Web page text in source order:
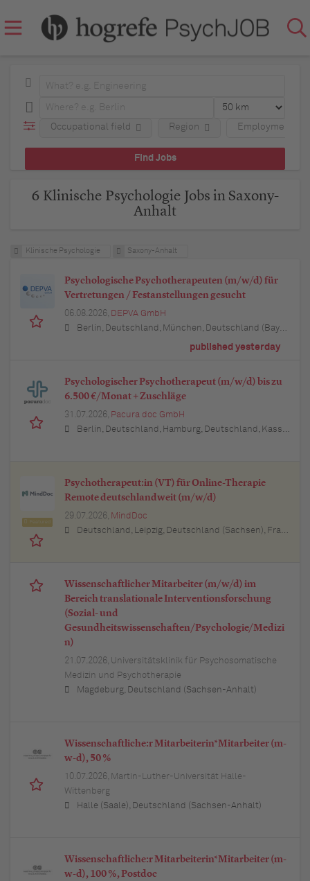
Occupational field Employment
Region
6 Klinische Psychologie Jobs in Saxony-
Anhalt
Klinische Psychologie Saxony-Anhalt
Psychologische Psychotherapeuten (m/w/d) für
Vertretungen / Festanstellungen gesucht
06.08.2026, DEPVA GmbH
Berlin, Deutschland, München, Deutschland (Bayern), Hamburg, Deutschland, Düsseldorf, Deutschland (Nordrhein-Westfalen), Köln, Deutschland (Nordrhein-Westfalen), Essen, Deutschland (Nordrhein-Westfalen), Dortmund, Deutschland (Nordrhein-Westfalen), Stuttgart, Deutschland (Baden-Württemberg), Heilbronn, Deutschland (Baden-Württemberg), Hannover, Deutschland (Niedersachsen), Rostock, Deutschland (Mecklenburg-Vorpommern), Kiel, Deutschland (Schleswig-Holstein), Augsburg, Deutschland (Bayern), Nürnberg, Deutschland (Bayern), Frankfurt am Main, Deutschland (Hessen), Bremen, Deutschland, Schwerin, Deutschland (Mecklenburg-Vorpommern), Mainz, Deutschland (Rheinland-Pfalz), Saarbrücken, Deutschland (Saarland), Dresden, Deutschland (Sachsen), Magdeburg, Deutschland (Sachsen-Anhalt), Potsdam, Deutschland (Brandenburg), Erfurt, Deutschland (Thüringen), Würzburg, Deutschland (Bayern), Heilbronn, Deutschland (Baden-Württemberg), Leipzig, Deutschland (Sachsen)
published yesterday
Psychologischer Psychotherapeut (m/w/d) bis zu
6.500 €/Monat + Zuschläge
31.07.2026, Pacura doc GmbH
Berlin, Deutschland, Hamburg, Deutschland, Kassel, Deutschland (Hessen), Erfurt, Deutschland (Thüringen), München, Deutschland (Bayern), Köln, Deutschland (Nordrhein-Westfalen), Frankfurt am Main, Deutschland (Hessen), Stuttgart, Deutschland (Baden-Württemberg), Düsseldorf, Deutschland (Nordrhein-Westfalen), Leipzig, Deutschland (Sachsen), Dortmund, Deutschland (Nordrhein-Westfalen), Essen, Deutschland (Nordrhein-Westfalen), Bremen, Deutschland, Dresden, Deutschland (Sachsen), Hannover, Deutschland (Niedersachsen), Nürnberg, Deutschland (Bayern), Wuppertal, Deutschland (Nordrhein-Westfalen), Bielefeld, Deutschland (Nordrhein-Westfalen), Bonn, Deutschland (Nordrhein-Westfalen), Mannheim, Deutschland (Baden-Württemberg), Karlsruhe, Deutschland (Baden-Württemberg), Münster, Deutschland (Nordrhein-Westfalen), Augsburg, Deutschland (Bayern), Aachen, Deutschland (Nordrhein-Westfalen), Kiel, Deutschland (Schleswig-Holstein), Magdeburg, Deutschland (Sachsen-Anhalt), Freiburg im Breisgau, Deutschland (Baden-Württemberg), Würzburg, Deutschland (Bayern), Regensburg, Deutschland (Bayern)
Psychotherapeut:in (VT) für Online-Therapie
Remote deutschlandweit (m/w/d)
29.07.2026, MindDoc
Deutschland, Leipzig, Deutschland (Sachsen), Frankfurt am Main, Deutschland (Hessen), Stuttgart, Deutschland (Baden-Württemberg), München, Deutschland (Bayern), Berlin, Deutschland, Hamburg, Deutschland, Nürnberg, Deutschland (Bayern), Thüringen, Deutschland (Thüringen), Essen, Deutschland (Nordrhein-Westfalen), Köln, Deutschland (Nordrhein-Westfalen), Bremen, Deutschland, Lübeck, Deutschland (Schleswig-Holstein), Bonn, Deutschland (Nordrhein-Westfalen), Trier, Deutschland (Rheinland-Pfalz), Dresden, Deutschland (Sachsen), Erfurt, Deutschland (Thüringen), Dortmund, Deutschland (Nordrhein-Westfalen), Bayern, Deutschland (Bayern), Düsseldorf, Deutschland (Nordrhein-Westfalen), Kiel, Deutschland (Schleswig-Holstein), Münster, Deutschland (Nordrhein-Westfalen), Sachsen, Deutschland (Sachsen), Sachsen-Anhalt, Deutschland (Sachsen-Anhalt), Baden-Württemberg, Deutschland, Brandenburg, Deutschland, Bremen, Deutschland, Hamburg, Deutschland, Hessen, Deutschland (Hessen), Mecklenburg-Vorpommern, Deutschland (Mecklenburg-Vorpommern), Niedersachsen, Deutschland (Niedersachsen), Nordrhein-Westfalen, Deutschland (Nordrhein-Westfalen), Rheinland-Pfalz, Deutschland (Rheinland-Pfalz), Saarland, Deutschland, Schleswig-Holstein, Deutschland
Wissenschaftlicher Mitarbeiter (m/w/d) im
Bereich translationale Interventionsforschung
(Sozial- und
Gesundheitswissenschaften/Psychologie/Medizi
n)
21.07.2026, Universitätsklinik für Psychosomatische
Medizin und Psychotherapie
Magdeburg, Deutschland (Sachsen-Anhalt)
Wissenschaftliche:r Mitarbeiterin*Mitarbeiter (m-
w-d), 50 %
10.07.2026, Martin-Luther-Universität Halle-
Wittenberg
Halle (Saale), Deutschland (Sachsen-Anhalt)
Wissenschaftliche:r Mitarbeiterin*Mitarbeiter (m-
w-d), 100 %, Postdoc